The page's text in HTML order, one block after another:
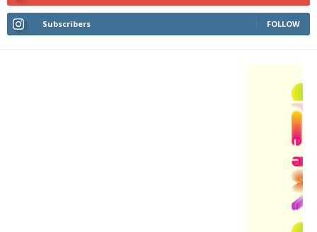
Subscribers FOLLOW